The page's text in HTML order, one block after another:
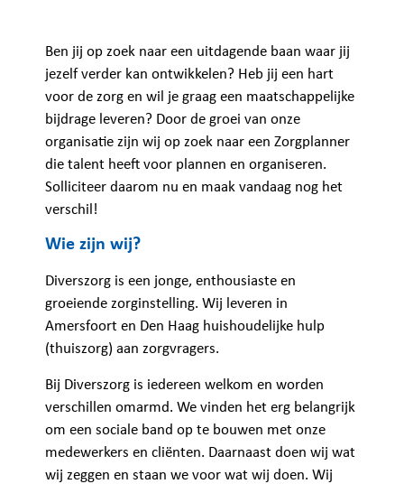
Ben jij op zoek naar een uitdagende baan waar jij
jezelf verder kan ontwikkelen? Heb jij een hart
voor de zorg en wil je graag een maatschappelijke
bijdrage leveren? Door de groei van onze
organisatie zijn wij op zoek naar een Zorgplanner
die talent heeft voor plannen en organiseren.
Solliciteer daarom nu en maak vandaag nog het
verschil!
Wie zijn wij?
Diverszorg is een jonge, enthousiaste en
groeiende zorginstelling. Wij leveren in
Amersfoort en Den Haag huishoudelijke hulp
(thuiszorg) aan zorgvragers.
Bij Diverszorg is iedereen welkom en worden
verschillen omarmd. We vinden het erg belangrijk
om een sociale band op te bouwen met onze
medewerkers en cliënten. Daarnaast doen wij wat
wij zeggen en staan we voor wat wij doen. Wij